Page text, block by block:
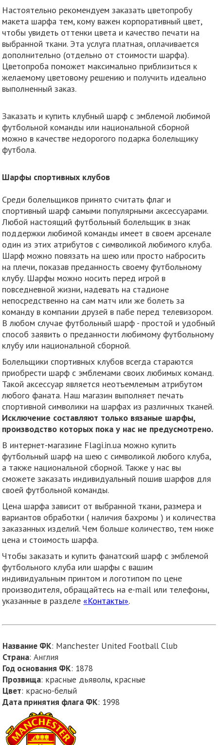
Настоятельно рекомендуем заказать цветопробу
макета шарфа тем, кому важен корпоративный цвет,
чтобы увидеть оттенки цвета и качество печати на
выбранной ткани. Эта услуга платная, оплачивается
дополнительно (отдельно от стоимости шарфа).
Цветопроба поможет максимально приблизиться к
желаемому цветовому решению и получить идеально
выполненный заказ.
Заказать и купить клубный шарф с эмблемой любимой
футбольной команды или национальной сборной
можно в качестве недорогого подарка болельщику
футбола.
Шарфы спортивных клубов
Среди болельщиков принято считать флаг и
спортивный шарф самыми популярными аксессуарами.
Любой настоящий футбольный болельщик в знак
поддержки любимой команды имеет в своем арсенале
один из этих атрибутов с символикой любимого клуба.
Шарф можно повязать на шею или просто набросить
на плечи, показав преданность своему футбольному
клубу. Шарфы можно носить перед игрой в
повседневной жизни, надевать на стадионе
непосредственно на сам матч или же болеть за
команду в компании друзей в пабе перед телевизором.
В любом случае футбольный шарф - простой и удобный
способ заявить о преданности любимому футбольному
клубу или национальной сборной.
Болельщики спортивных клубов всегда стараются
приобрести шарф с эмблемами своих любимых команд.
Такой аксессуар является неотъемлемым атрибутом
любого фаната. Наш магазин выполняет печать
спортивной символики на шарфах из различных тканей.
Исключение составляют только вязаные шарфы,
производство которых пока у нас не предусмотрено.
В интернет-магазине Flagi.in.ua можно купить
футбольный шарф на шею с символикой любого клуба,
а также национальной сборной. Также у нас вы
сможете заказать индивидуальный пошив шарфов для
своей футбольной команды.
Цена шарфа зависит от выбранной ткани, размера и
вариантов обработки ( наличия бахромы ) и количества
заказанных изделий. Чем больше количество, тем ниже
цена и стоимость шарфа.
Чтобы заказать и купить фанатский шарф с эмблемой
футбольного клуба или шарфы с вашим
индивидуальным принтом и логотипом по цене
производителя, обращайтесь на e-mail или телефоны,
указанные в разделе«Контакты».
Название ФК: Manchester United Football Club
Страна: Англия
Год основания ФК: 1878
Прозвища: красные дьяволы, красные
Цвет: красно-белый
Дата принятия флага ФК: 1998